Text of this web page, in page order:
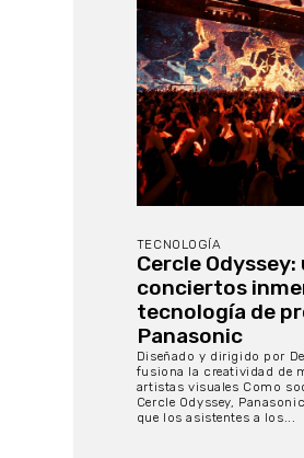
TECNOLOGÍA
Cercle
conciertos
tecnología de
Panasonic
Diseñado y dirigido por
fusiona la creatividad de
artistas visuales Como
Cercle Odyssey,
que los asistentes a los...